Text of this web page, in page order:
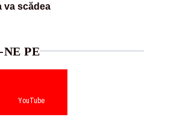
va scădea
PE
YouTube